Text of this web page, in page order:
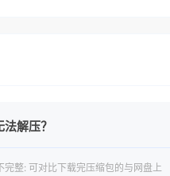
解压？
完整: 可对比下载完压缩包的与网盘上